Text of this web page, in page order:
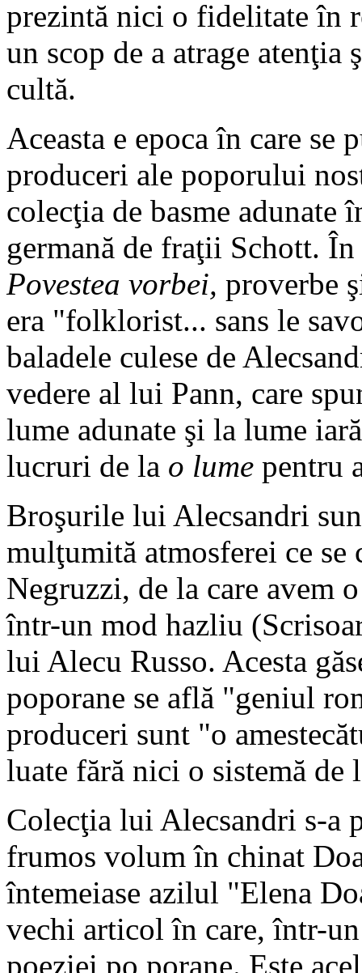
prezintă nici o fidelitate în
un scop de a atrage
cultă.
Aceasta e epoca în care se
produceri ale poporului
colecţia de basme adunate
germană de fraţii Schott.
Povestea vorbei, proverbe
era "folklorist... sans le
baladele culese de
vedere al lui Pann, care
lume adunate şi la lume
lucruri de la o lume pentru
Broşurile lui Alecsandri
mulţumită atmosferei ce se
Negruzzi, de la care avem
într-un mod hazliu
lui Alecu Russo. Acesta
poporane se află "geniul
produceri sunt "o
luate fără nici o sistemă
Colecţia lui Alecsandri s-a
frumos volum în chinat
întemeiase azilul "Elena
vechi articol în care, într-
poeziei po porane. Este